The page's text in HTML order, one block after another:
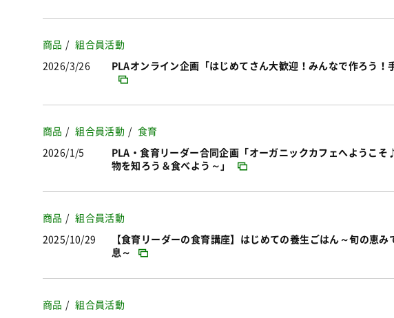
商品
組合員活動
2026/3/26
PLAオンライン企画「はじめてさん大歓迎！みんなで作ろう！
商品 組合員活動
食育
2026/1/5
PLA・食育リーダー合同企画「オーガニックカフェへようこ
物を知ろう＆食べよう～」
商品
組合員活動
2025/10/29
【食育リーダーの食育講座】はじめての養生ごはん～旬の恵み
息～
商品
組合員活動